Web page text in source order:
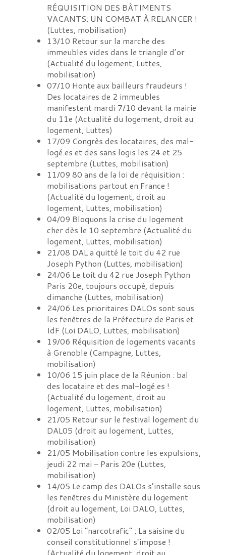
RÉQUISITION DES BÂTIMENTS
VACANTS: UN COMBAT À RELANCER !
(Luttes, mobilisation)
13/10 Retour sur la marche des
immeubles vides dans le triangle d’or
(Actualité du logement, Luttes,
mobilisation)
07/10 Honte aux bailleurs fraudeurs !
Des locataires de 2 immeubles
manifestent mardi 7/10 devant la mairie
du 11e (Actualité du logement, droit au
logement, Luttes)
17/09 Congrès des locataires, des mal-
logé.es et des sans logis les 24 et 25
septembre (Luttes, mobilisation)
11/09 80 ans de la loi de réquisition :
mobilisations partout en France !
(Actualité du logement, droit au
logement, Luttes, mobilisation)
04/09 Bloquons la crise du logement
cher dès le 10 septembre (Actualité du
logement, Luttes, mobilisation)
21/08 DAL a quitté le toit du 42 rue
Joseph Python (Luttes, mobilisation)
24/06 Le toit du 42 rue Joseph Python
Paris 20e, toujours occupé, depuis
dimanche (Luttes, mobilisation)
24/06 Les prioritaires DALOs sont sous
les fenêtres de la Préfecture de Paris et
IdF (Loi DALO, Luttes, mobilisation)
19/06 Réquisition de logements vacants
à Grenoble (Campagne, Luttes,
mobilisation)
10/06 15 juin place de la Réunion : bal
des locataire et des mal-logé.es !
(Actualité du logement, droit au
logement, Luttes, mobilisation)
21/05 Retour sur le festival logement du
DAL05 (droit au logement, Luttes,
mobilisation)
21/05 Mobilisation contre les expulsions,
jeudi 22 mai – Paris 20e (Luttes,
mobilisation)
14/05 Le camp des DALOs s’installe sous
les fenêtres du Ministère du logement
(droit au logement, Loi DALO, Luttes,
mobilisation)
02/05 Loi “narcotrafic” : La saisine du
conseil constitutionnel s’impose !